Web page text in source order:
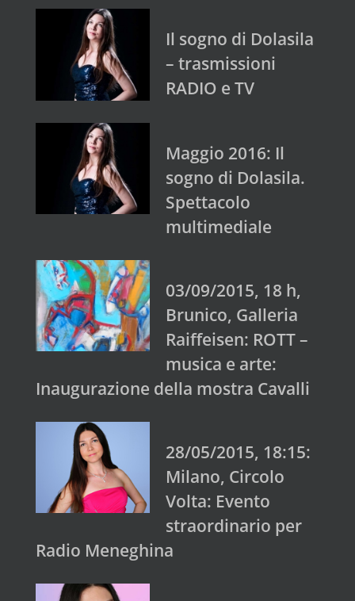
Il sogno di Dolasila
– trasmissioni
RADIO e TV
Maggio 2016: Il
sogno di Dolasila.
Spettacolo
multimediale
03/09/2015, 18 h,
Brunico, Galleria
Raiffeisen: ROTT –
musica e arte:
Inaugurazione della mostra Cavalli
28/05/2015, 18:15:
Milano, Circolo
Volta: Evento
straordinario per
Radio Meneghina